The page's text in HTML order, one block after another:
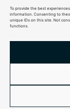
To provide the best
information. Consenting to
unique IDs on this site. Not
functions.
sign me up